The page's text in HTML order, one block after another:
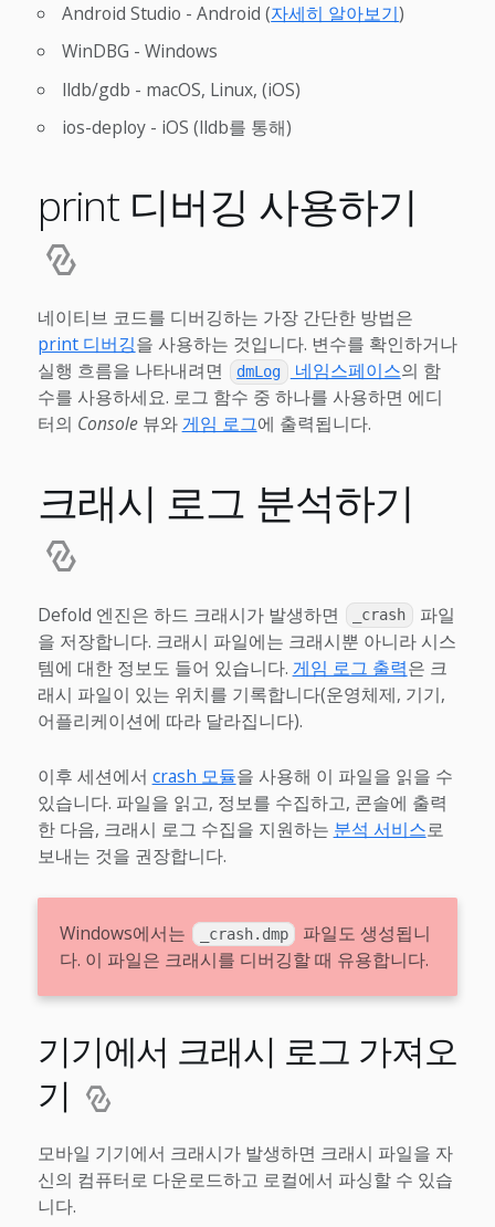
Android Studio - Android (자세히 알아보기)
WinDBG - Windows
lldb/gdb - macOS, Linux, (iOS)
ios-deploy - iOS (lldb를 통해)
print 디버깅 사용하기
네이티브 코드를 디버깅하는 가장 간단한 방법은
print 디버깅을 사용하는 것입니다. 변수를 확인하거나
실행 흐름을 나타내려면
dmLog 네임스페이스의 함
수를 사용하세요. 로그 함수 중 하나를 사용하면 에디
터의 Console뷰와 게임 로그에 출력됩니다.
크래시 로그 분석하기
Defold 엔진은 하드 크래시가 발생하면 _crash
파일
을 저장합니다. 크래시 파일에는 크래시뿐 아니라 시스
템에 대한 정보도 들어 있습니다. 게임 로그 출력은 크
래시 파일이 있는 위치를 기록합니다(운영체제, 기기,
어플리케이션에 따라 달라집니다).
이후 세션에서 crash 모듈을 사용해 이 파일을 읽을 수
있습니다. 파일을 읽고, 정보를 수집하고, 콘솔에 출력
한 다음, 크래시 로그 수집을 지원하는 분석 서비스로
보내는 것을 권장합니다.
Windows에서는 _crash.dmp
파일도 생성됩니
다. 이 파일은 크래시를 디버깅할 때 유용합니다.
기기에서 크래시 로그 가져오
기
모바일 기기에서 크래시가 발생하면 크래시 파일을 자
신의 컴퓨터로 다운로드하고 로컬에서 파싱할 수 있습
니다.